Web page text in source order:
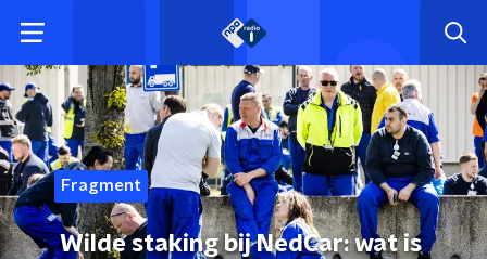
Fragment
Wilde staking bij NedCar: wat is